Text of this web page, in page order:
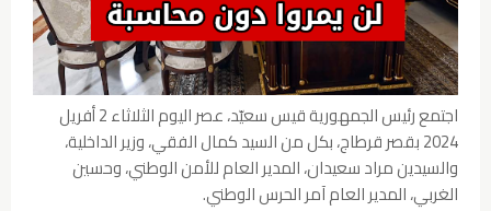
اجتمع رئيس الجمهورية قيس سعيّد، عصر اليوم الثلاثاء 2 أفريل
2024 بقصر قرطاج، بكل من السيد كمال الفقي، وزير الداخلية،
والسيدين مراد سعيدان، المدير العام للأمن الوطني، وحسين
الغربي، المدير العام آمر الحرس الوطني.